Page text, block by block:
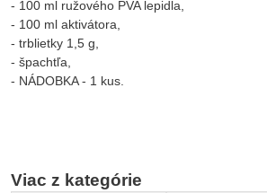
- 100 ml ružového PVA lepidla,
- 100 ml aktivátora,
- trblietky 1,5 g,
- špachtľa,
- NÁDOBKA - 1 kus.
Viac z kategórie